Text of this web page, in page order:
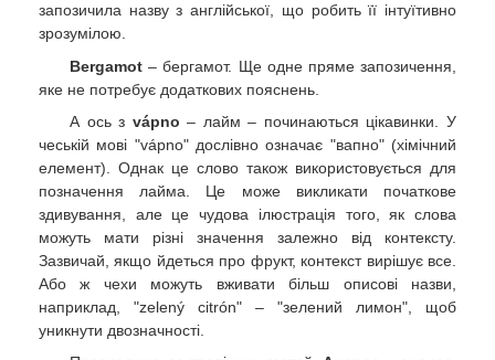
запозичила назву з англійської, що робить її інтуїтивно
зрозумілою.
Bergamot – бергамот. Ще одне пряме запозичення,
яке не потребує додаткових пояснень.
А ось з vápno – лайм – починаються цікавинки. У
чеській мові "vápno" дослівно означає "вапно" (хімічний
елемент). Однак це слово також використовується для
позначення лайма. Це може викликати початкове
здивування, але це чудова ілюстрація того, як слова
можуть мати різні значення залежно від контексту.
Зазвичай, якщо йдеться про фрукт, контекст вирішує все.
Або ж чехи можуть вживати більш описові назви,
наприклад, "zelený citrón" – "зелений лимон", щоб
уникнути двозначності.